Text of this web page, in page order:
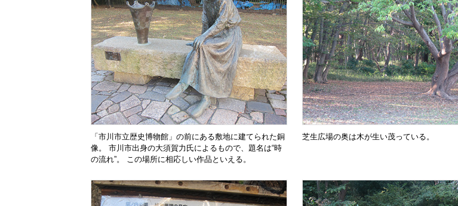
「市川市立歴史博物館」の前にある敷地に建てられた銅
像。 市川市出身の大須賀力氏によるもので、題名は“時
の流れ”。 この場所に相応しい作品といえる。
芝生広場の奥は木が生い茂っている。